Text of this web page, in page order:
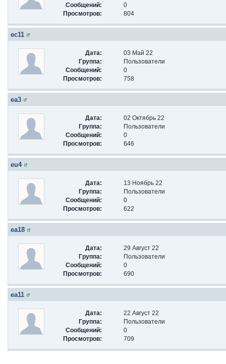
Сообщений:
0
Просмотров:
804
ec11
Дата:
03 Май 22
Группа:
Пользователи
Сообщений:
0
Просмотров:
758
ea3
Дата:
02 Октябрь 22
Группа:
Пользователи
Сообщений:
0
Просмотров:
646
eu4
Дата:
13 Ноябрь 22
Группа:
Пользователи
Сообщений:
0
Просмотров:
622
ea18
Дата:
29 Август 22
Группа:
Пользователи
Сообщений:
0
Просмотров:
690
ea11
Дата:
22 Август 22
Группа:
Пользователи
Сообщений:
0
Просмотров:
709